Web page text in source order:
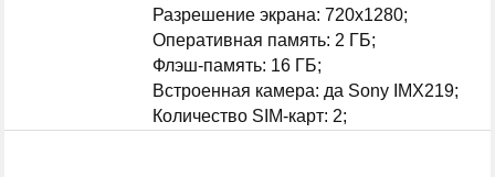
Разрешение экрана: 720x1280;
Оперативная память: 2 ГБ;
Флэш-память: 16 ГБ;
Встроенная камера: да Sony IMX219;
Количество SIM-карт: 2;